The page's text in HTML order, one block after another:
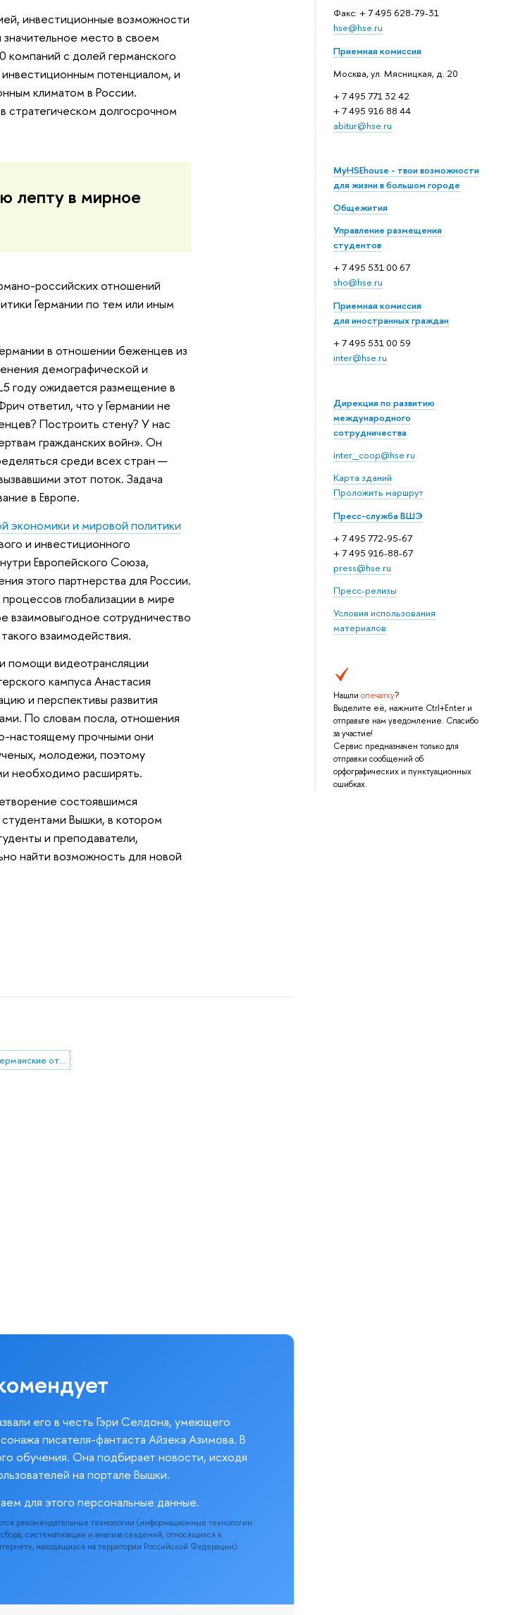
Факс: + 7 495 628-79-31
hse@hse.ru
Приемная комиссия
Москва, ул. Мясницкая, д. 20
+ 7 495 771 32 42
+ 7 495 916 88 44
abitur@hse.ru
MyHSEhouse - твои возможности
для жизни в большом городе
Общежития
Управление размещения
студентов
+ 7 495 531 00 67
sho@hse.ru
Приемная комиссия
для иностранных граждан
+ 7 495 531 00 59
inter@hse.ru
Дирекция по развитию
международного
сотрудничества
inter_coop@hse.ru
Карта зданий
Проложить маршрут
Пресс-служба ВШЭ
+ 7 495 772-95-67
+ 7 495 916-88-67
press@hse.ru
Пресс-релизы
Условия использования
материалов
Нашли опечатку?
Выделите её, нажмите Ctrl+Enter и
отправьте нам уведомление. Спасибо
за участие!
Сервис предназначен только для
отправки сообщений об
орфографических и пунктуационных
ошибках.
инвестиционные возможности
место в своем
компаний с долей германского
потенциалом, и
климатом в России.
стратегическом долгосрочном
лепту в мирное
российских отношений
Германии по тем или иным
в отношении беженцев из
демографической и
году ожидается размещение в
ответил, что у Германии не
Построить стену? У нас
гражданских войн». Он
среди всех стран —
этот поток. Задача
в Европе.
экономики и мировой политики
и инвестиционного
Европейского Союза,
этого партнерства для России.
глобализации в мире
взаимовыгодное сотрудничество
взаимодействия.
помощи видеотрансляции
кампуса Анастасия
и перспективы развития
По словам посла, отношения
настоящему прочными они
молодежи, поэтому
необходимо расширять.
состоявшимся
Вышки, в котором
и преподаватели,
найти возможность для новой
российско-германские отношения
его в честь Гэри Селдона, умеющего
писателя-фантаста Айзека Азимова. В
обучения. Она подбирает новости, исходя
на портале Вышки.
для этого персональные данные.
рекомендательные технологии (информационные технологии
систематизации и анализа сведений, относящихся к
находящихся на территории Российской Федерации).